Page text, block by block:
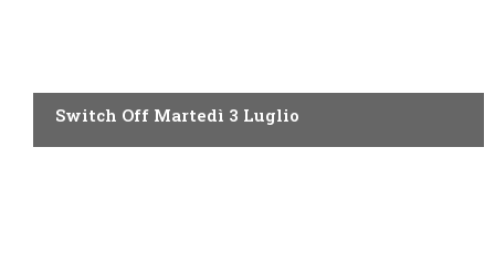
Switch Off Martedì 3 Luglio